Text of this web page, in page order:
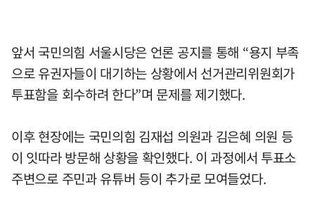
앞서 국민의힘 서울시당은 언론 공지를 통해 “용지 부족
으로 유권자들이 대기하는 상황에서 선거관리위원회가
투표함을 회수하려 한다”며 문제를 제기했다.
이후 현장에는 국민의힘 김재섭 의원과 김은혜 의원 등
이 잇따라 방문해 상황을 확인했다. 이 과정에서 투표소
주변으로 주민과 유튜버 등이 추가로 모여들었다.